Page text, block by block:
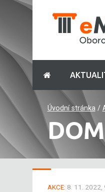
Úvodní stránka/
AKCE: 8. 11.